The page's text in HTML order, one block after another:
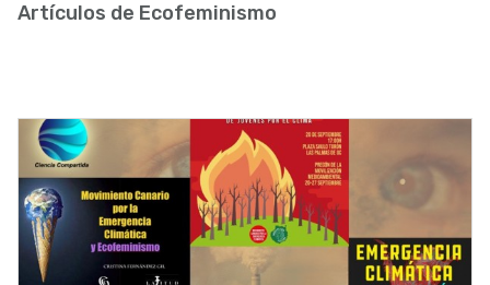
de
la
navegación
Artículos de Ecofeminismo